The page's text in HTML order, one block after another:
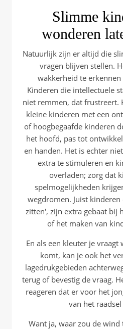
Slimme
wonderen
Natuurlijk zijn er altijd die
vragen blijven stellen.
wakkerheid te
Kinderen die intellectuele
niet remmen, dat frustreert.
kleine kinderen met een
of hoogbegaafde kinderen
het hoofd, pas tot
en handen. Het is echter
extra te stimuleren en
overladen; zorg dat
spelmogelijkheden
wegdromen. Juist
zitten', zijn extra gebaat bij
of het maken van
En als een kleuter je vraagt
komt, kan je ook het
lagedrukgebieden
terug of bevestig de vraag.
reageren dat er voor het
van het
Want ja, waar zou de wind